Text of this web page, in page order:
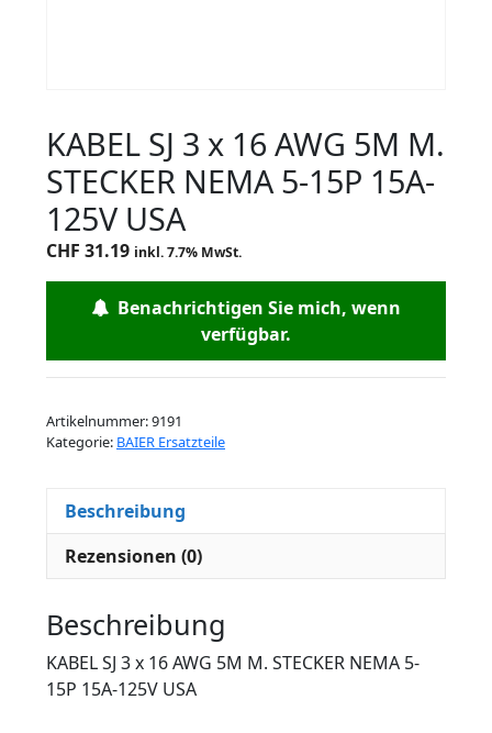
KABEL SJ 3 x 16 AWG 5M M.
STECKER NEMA 5-15P 15A-
125V USA
CHF 31.19 inkl. 7.7% MwSt.
Benachrichtigen Sie mich, wenn
verfügbar.
Artikelnummer:9191
Kategorie: BAIER Ersatzteile
Beschreibung
Rezensionen (0)
Beschreibung
KABEL SJ 3 x 16 AWG 5M M. STECKER NEMA 5-
15P 15A-125V USA